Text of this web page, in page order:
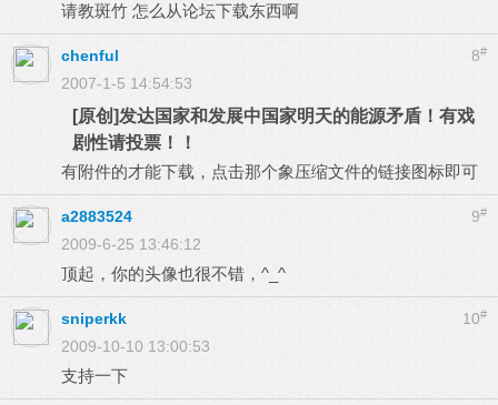
请教斑竹 怎么从论坛下载东西啊
8#
chenful
2007-1-5 14:54:53
[原创]发达国家和发展中国家明天的能源矛盾！有戏
剧性请投票！！
有附件的才能下载，点击那个象压缩文件的链接图标即可
9#
a2883524
2009-6-25 13:46:12
顶起，你的头像也很不错，^_^
10#
sniperkk
2009-10-10 13:00:53
支持一下